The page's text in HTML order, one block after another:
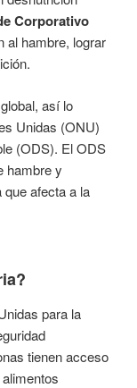
Corporativo
al hambre, lograr
así lo
Unidas (ONU)
(ODS). El ODS
hambre y
afecta a la
para la
tienen acceso